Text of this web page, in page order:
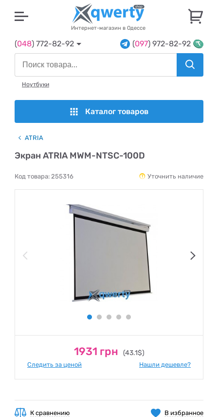
Интернет-магазин в Одессе
(048) 772-82-92 (097) 972-82-92
Ноутбуки
Каталог товаров
ATRIA
Экран ATRIA MWM-NTSC-100D
Код товара: 255316 Уточнить наличие
1931 грн (43.1$)
Следить за ценой Нашли дешевле?
В избранное
К сравнению